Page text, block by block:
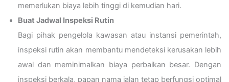
memerlukan biaya lebih tinggi di kemudian hari.
Buat Jadwal Inspeksi Rutin
Bagi pihak pengelola kawasan atau instansi pemerintah,
inspeksi rutin akan membantu mendeteksi kerusakan lebih
awal dan meminimalkan biaya perbaikan besar. Dengan
inspeksi berkala, papan nama jalan tetap berfungsi optimal